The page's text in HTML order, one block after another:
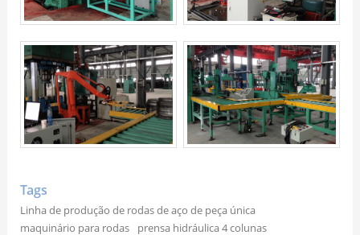
Tags
Linha de produção de rodas de aço de peça única
maquinário para rodas
prensa hidráulica 4 colunas